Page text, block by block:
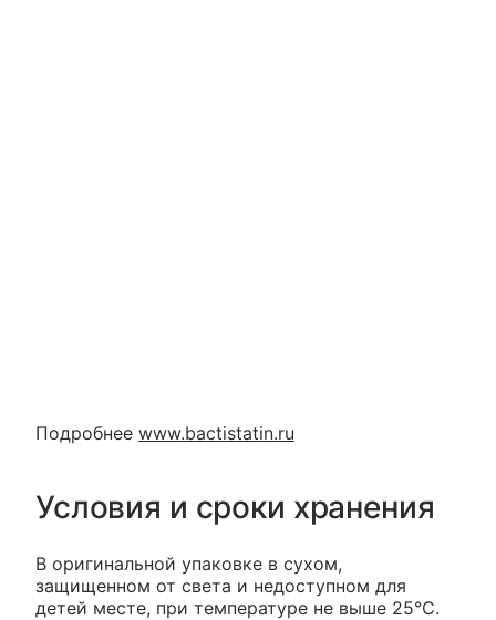
Подробнее www.bactistatin.ru
Условия и сроки хранения
В оригинальной упаковке в сухом,
защищенном от света и недоступном для
детей месте, при температуре не выше 25°С.